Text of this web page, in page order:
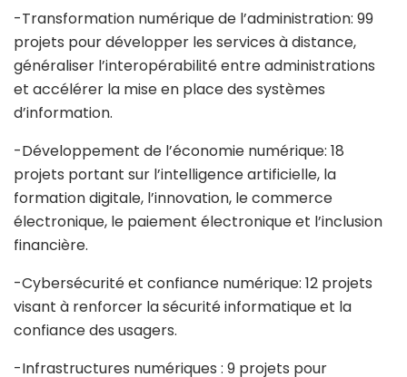
-Transformation numérique de l’administration: 99
projets pour développer les services à distance,
généraliser l’interopérabilité entre administrations
et accélérer la mise en place des systèmes
d’information.
-Développement de l’économie numérique: 18
projets portant sur l’intelligence artificielle, la
formation digitale, l’innovation, le commerce
électronique, le paiement électronique et l’inclusion
financière.
-Cybersécurité et confiance numérique: 12 projets
visant à renforcer la sécurité informatique et la
confiance des usagers.
-Infrastructures numériques : 9 projets pour